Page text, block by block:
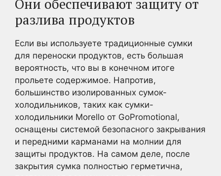
Они обеспечивают защиту от
разлива продуктов
Если вы используете традиционные сумки
для переноски продуктов, есть большая
вероятность, что вы в конечном итоге
прольете содержимое. Напротив,
большинство изолированных сумок-
холодильников, таких как сумки-
холодильники Morello от GoPromotional,
оснащены системой безопасного закрывания
и передними карманами на молнии для
защиты продуктов. На самом деле, после
закрытия сумка полностью герметична,